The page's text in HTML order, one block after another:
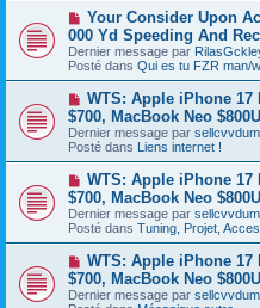
a
e
a
u
m
e
s
a
g
e
N
o
u
v
e
a
u
m
e
s
a
g
e
Your Consider Upon
000 Yd Speeding And
Dernier message par
Posté dans Qui es tu FZR man/
N
o
u
v
e
a
u
m
e
s
a
g
e
WTS: Apple iPhone 17
$700, MacBook Neo
Dernier message par
Posté dans Liens internet !
N
o
u
v
e
a
u
m
e
s
WTS: Apple iPhone 17
$700, MacBook Neo
Dernier message par
Posté dans Tuning, Projet,
N
o
u
v
WTS: Apple iPhone 17
$700, MacBook Neo
Dernier message par